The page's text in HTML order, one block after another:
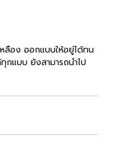
ลือง ออกแบบให้อยู่ได้ทน
ทุกแบบ ยังสามารถนำไป